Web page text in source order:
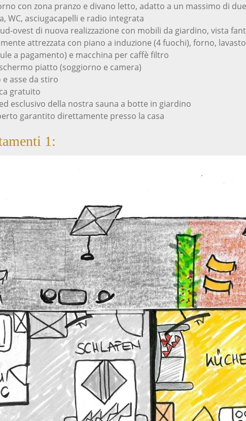
con zona pranzo e divano letto, adatto a un massimo di
WC, asciugacapelli e radio integrata
ovest di nuova realizzazione con mobili da giardino, vista
attrezzata con piano a induzione (4 fuochi), forno,
a pagamento) e macchina per caffè filtro
piatto (soggiorno e camera)
asse da stiro
gratuito
esclusivo della nostra sauna a botte in giardino
garantito direttamente presso la casa
1: